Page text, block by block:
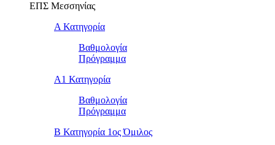
ΕΠΣ Μεσσηνίας
Α Κατηγορία
Βαθμολογία
Πρόγραμμα
Α1 Κατηγορία
Βαθμολογία
Πρόγραμμα
Β Κατηγορία 1ος Όμιλος